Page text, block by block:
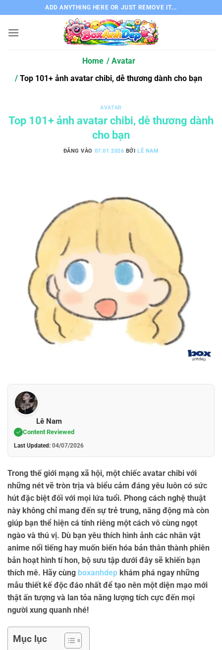
qua
nội
ADD ANYTHING HERE OR JUST REMOVE IT...
Home
Avatar
Top 101+ ảnh avatar chibi, dễ thương dành cho bạn
AVATAR
Top 101+ ảnh avatar chibi, dễ thương dành
cho bạn
ĐĂNG VÀO 07.01.2026 BỞILÊ NAM
Lê Nam
Content Reviewed
Last Updated: 04/07/2026
Trong thế giới mạng xã hội, một chiếc avatar chibi với
những nét vẽ tròn trịa và biểu cảm đáng yêu luôn có sức
hút đặc biệt đối với mọi lứa tuổi. Phong cách nghệ thuật
này không chỉ mang đến sự trẻ trung, năng động mà còn
giúp bạn thể hiện cá tính riêng một cách vô cùng ngọt
ngào và thú vị. Dù bạn yêu thích hình ảnh các nhân vật
anime nổi tiếng hay muốn biến hóa bản thân thành phiên
bản hoạt hình tí hon, bộ sưu tập dưới đây sẽ khiến bạn
thích mê. Hãy cùng boxanhdep khám phá ngay những
mẫu thiết kế độc đáo nhất để tạo nên một diện mạo mới
thật ấn tượng và lan tỏa năng lượng tích cực đến mọi
người xung quanh nhé!
Mục lục